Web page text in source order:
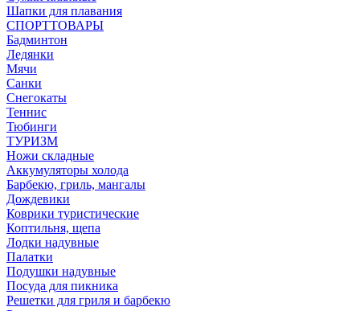
Шапки для плавания
СПОРТТОВАРЫ
Бадминтон
Ледянки
Мячи
Санки
Снегокаты
Теннис
Тюбинги
ТУРИЗМ
Ножи складные
Аккумуляторы холода
Барбекю, гриль, мангалы
Дождевики
Коврики туристические
Коптильня, щепа
Лодки надувные
Палатки
Подушки надувные
Посуда для пикника
Решетки для гриля и барбекю